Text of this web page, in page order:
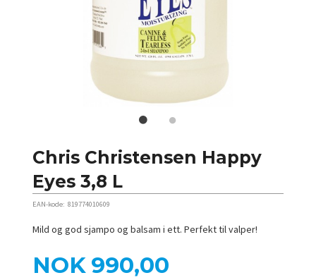
Chris Christensen Happy
Eyes 3,8 L
EAN-kode: 819774010609
Mild og god sjampo og balsam i ett. Perfekt til valper!
Pris
NOK 990,00